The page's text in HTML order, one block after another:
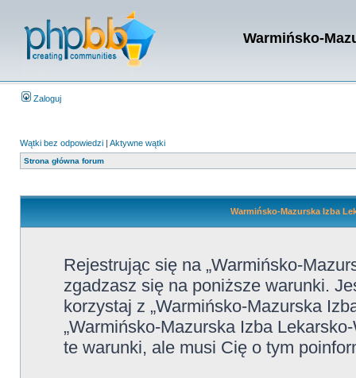
Warmińsko-
Zaloguj
Wątki bez odpowiedzi | Aktywne wątki
Strona główna forum
Warmińsko-Mazurska Izba
Rejestrując się na „Warmińsko-
zgadzasz się na poniższe warunki.
korzystaj z „Warmińsko-Mazurska
„Warmińsko-Mazurska Izba
te warunki, ale musi Cię o tym